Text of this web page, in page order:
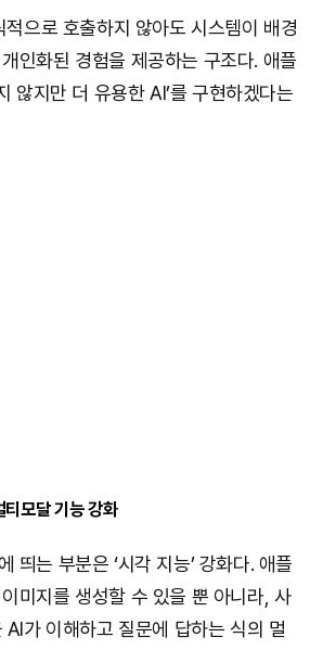
으로 호출하지 않아도 시스템이 배경
인화된 경험을 제공하는 구조다. 애플
않지만 더 유용한 AI’를 구현하겠다는
모달 기능 강화
띄는 부분은 ‘시각 지능’ 강화다. 애플
미지를 생성할 수 있을 뿐 아니라, 사
가 이해하고 질문에 답하는 식의 멀